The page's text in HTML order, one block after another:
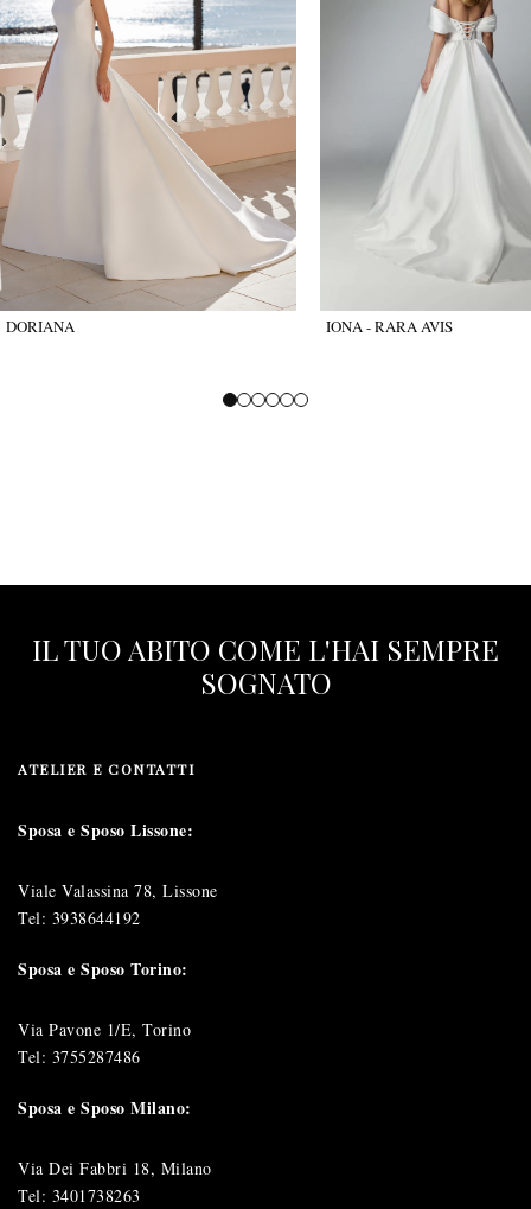
DORIANA IONA - RARA AVIS
IL TUO ABITO COME L'HAI SEMPRE
SOGNATO
ATELIER E CONTATTI
Sposa e Sposo Lissone:
Viale Valassina 78, Lissone
Tel: 3938644192
Sposa e Sposo Torino:
Via Pavone 1/E, Torino
Tel: 3755287486
Sposa e Sposo Milano:
Via Dei Fabbri 18, Milano
Tel: 3401738263